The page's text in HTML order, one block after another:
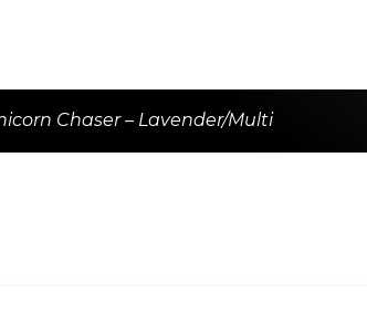
Chaser – Lavender/Multi